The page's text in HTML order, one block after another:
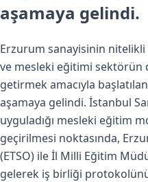
aşamaya gelindi.
Erzurum sanayisinin nitelikli
ve mesleki eğitimi
getirmek amacıyla
aşamaya gelindi. İstanbul
uyguladığı mesleki eğitim
geçirilmesi noktasında,
(ETSO) ile İl Milli Eğitim
gelerek iş birliği